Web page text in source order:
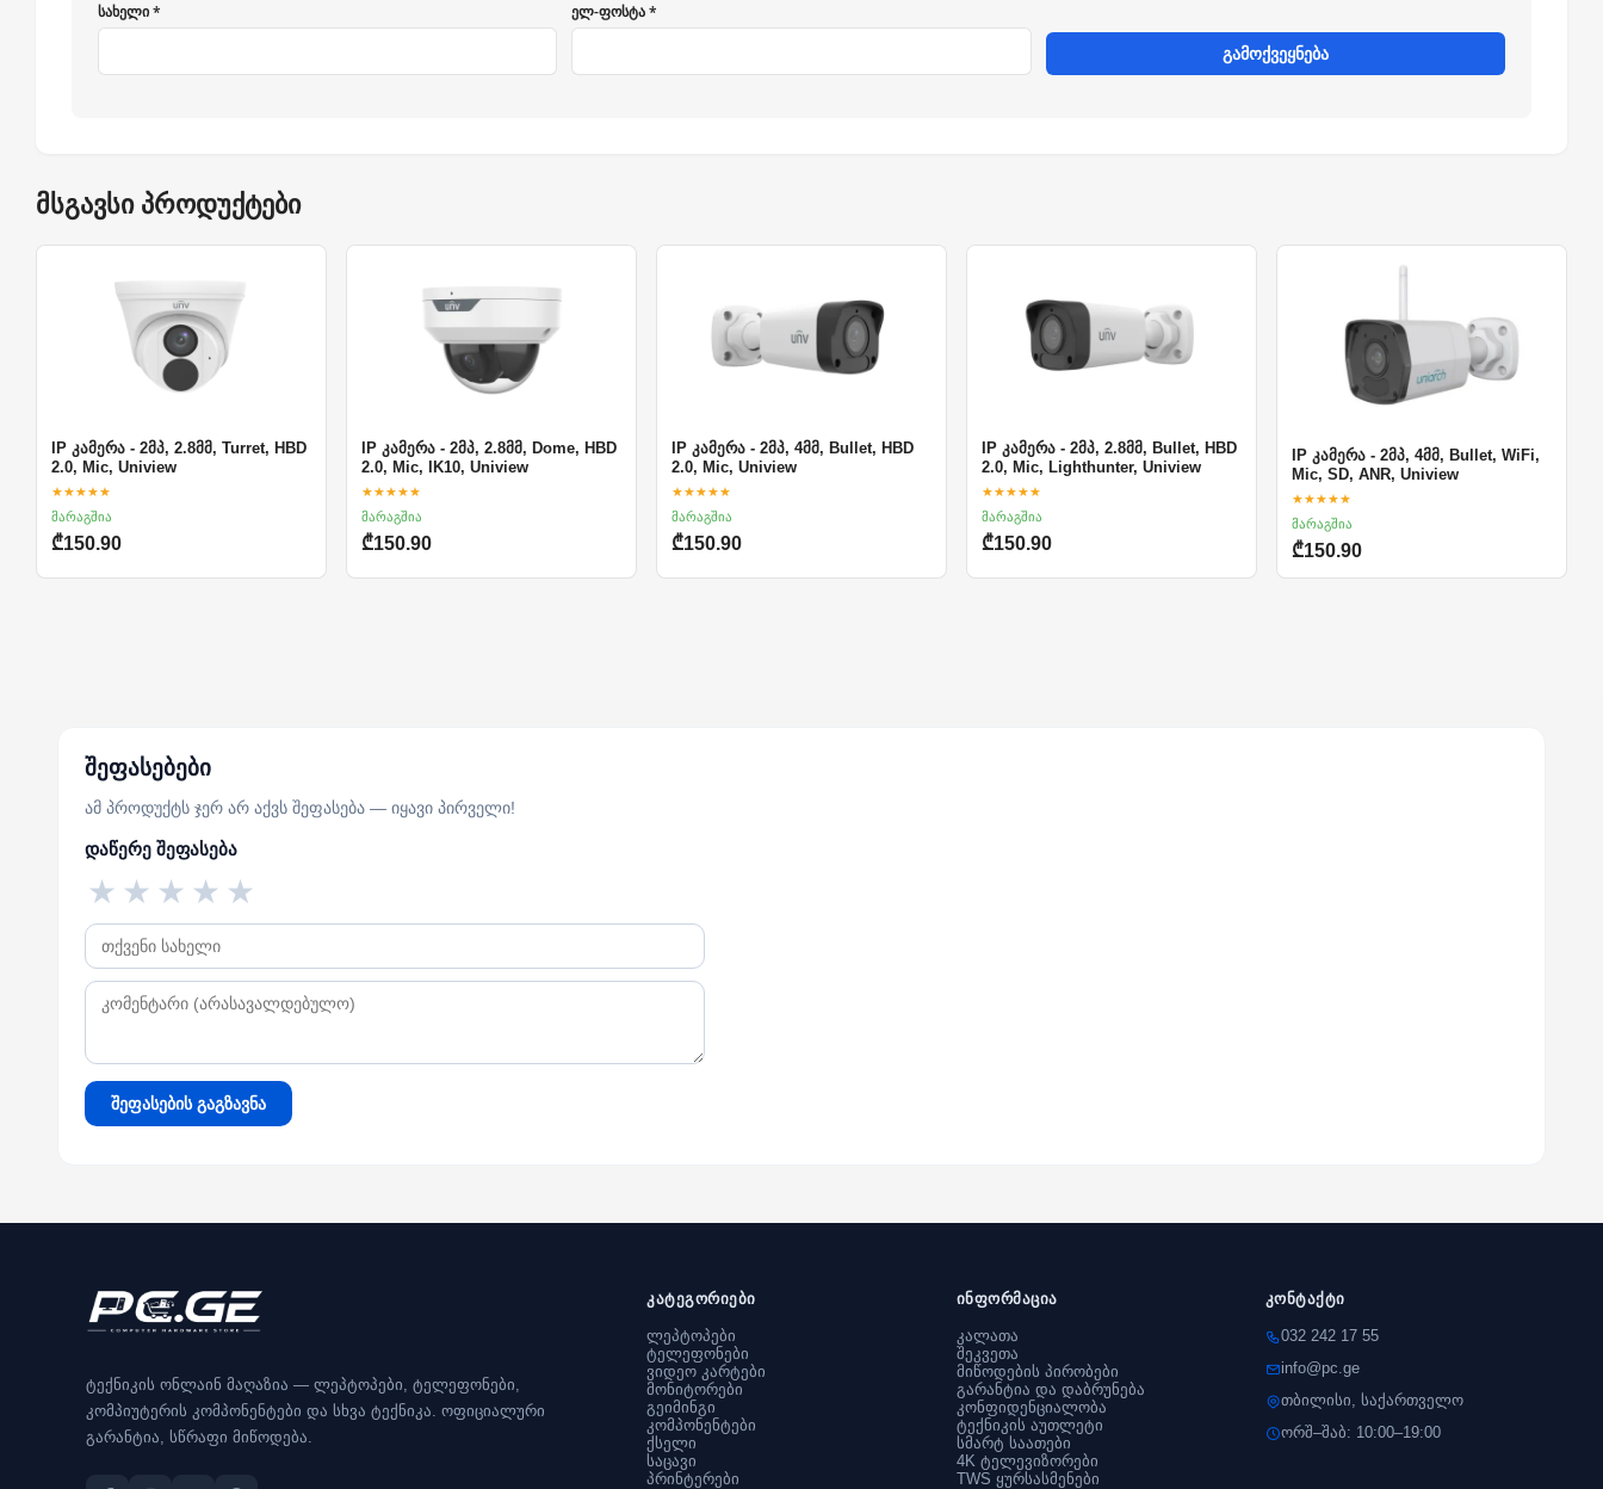
სახელი * ელ-ფოსტა *
გამოქვეყნება
მსგავსი პროდუქტები
IP კამერა - 2მპ, 2.8მმ, Turret, HBD
2.0, Mic, Uniview
★★★★★
მარაგშია
₾150.90
IP კამერა - 2მპ, 2.8მმ, Dome, HBD
2.0, Mic, IK10, Uniview
★★★★★
მარაგშია
₾150.90
IP კამერა - 2მპ, 4მმ, Bullet, HBD
2.0, Mic, Uniview
★★★★★
მარაგშია
₾150.90
IP კამერა - 2მპ, 2.8მმ, Bullet, HBD
2.0, Mic, Lighthunter, Uniview
★★★★★
მარაგშია
₾150.90
IP კამერა - 2მპ, 4მმ, Bullet, WiFi,
Mic, SD, ANR, Uniview
★★★★★
მარაგშია
₾150.90
შეფასებები
ამ პროდუქტს ჯერ არ აქვს შეფასება — იყავი პირველი!
დაწერე შეფასება
★
★
★
★
★
შეფასების გაგზავნა
ტექნიკის ონლაინ მაღაზია — ლეპტოპები, ტელეფონები,
კომპიუტერის კომპონენტები და სხვა ტექნიკა. ოფიციალური
გარანტია, სწრაფი მიწოდება.
კატეგორიები
ლეპტოპები
ტელეფონები
ვიდეო კარტები
მონიტორები
გეიმინგი
კომპონენტები
ქსელი
საცავი
პრინტერები
ინფორმაცია
კალათა
შეკვეთა
მიწოდების პირობები
გარანტია და დაბრუნება
კონფიდენციალობა
ტექნიკის აუთლეტი
სმარტ საათები
4K ტელევიზორები
TWS ყურსასმენები
კონტაქტი
032 242 17 55
info@pc.ge
თბილისი, საქართველო
ორშ–შაბ: 10:00–19:00